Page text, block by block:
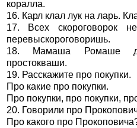
коралла.
16. Карл клал лук на ларь.
17. Всех скороговорок
перевыскороговоришь.
18. Мамаша Ромаше
простокваши.
19. Расскажите про покупки.
Про какие про покупки.
Про покупки, про покупки,
20. Говорили про
Про какого про